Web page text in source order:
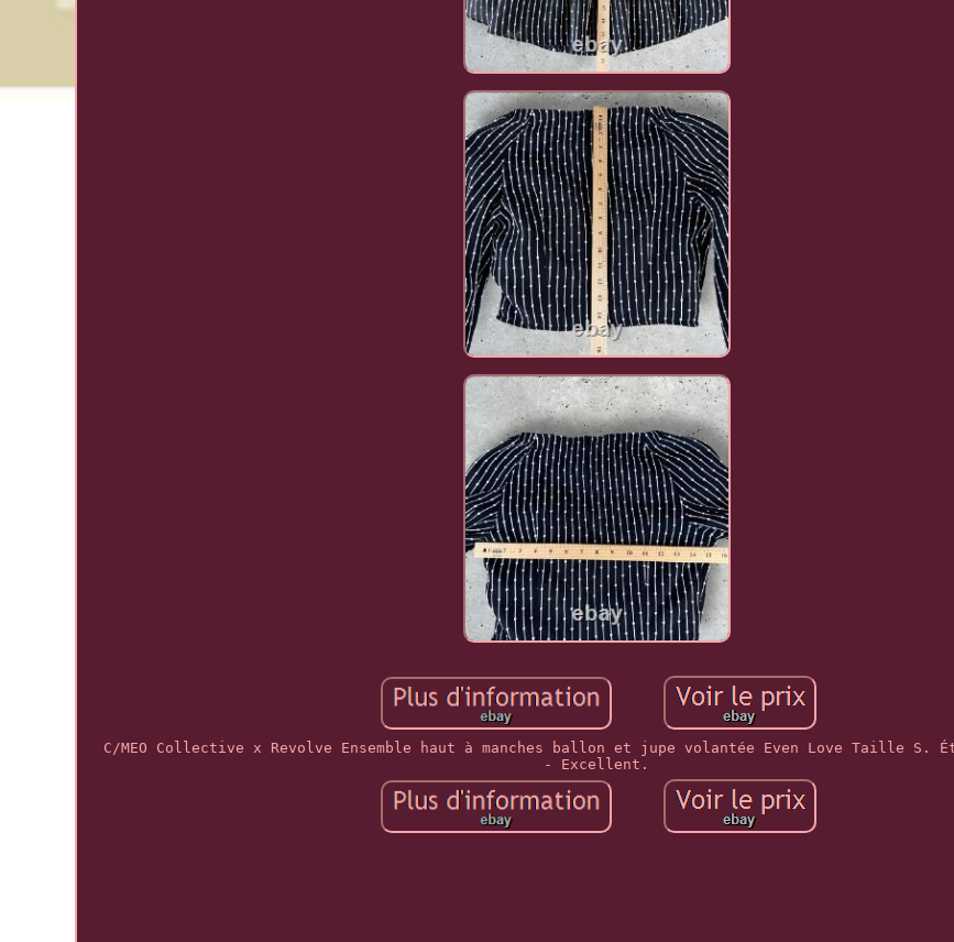
C/MEO Collective x Revolve Ensemble haut à manches ballon et jupe volantée Even Love Taille S.
- Excellent.